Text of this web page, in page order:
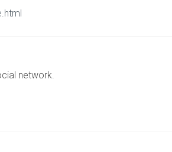
network.